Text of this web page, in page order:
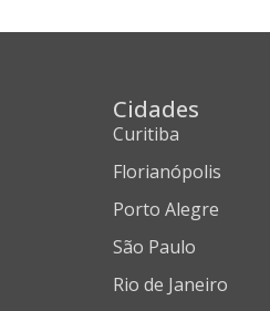
Cidades
Curitiba
Florianópolis
Porto Alegre
São Paulo
Rio de Janeiro